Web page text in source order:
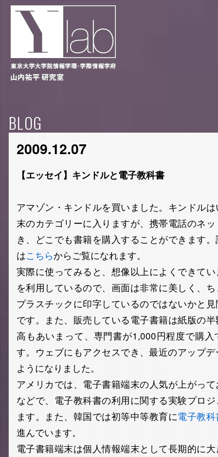
BLOG
2009.12.07
【エッセイ】キンドルと電子教科書
アマゾン・キンドルを買いました。キンドル
末のカテゴリーに入りますが、携帯電話のネ
き、どこでも書籍を購入することができます
はこちらからご覧になれます。
実際に使ってみると、想像以上によくできて
を利用しているので、画面は非常に美しく、
プラスチックに印字しているのではないかと
です。また、販売している電子書籍は紙版の
高もあいまって、専門書が1,000円程度で購
す。ウェブにもアクセスでき、最近のアップ
ようになりました。
アメリカでは、電子書籍端末の人気が上がっ
などで、電子教科書の利用に関する実験プロ
ます。また、韓国では初等中等教育に電子教
進んでいます。
電子書籍端末は個人情報端末として長期的に